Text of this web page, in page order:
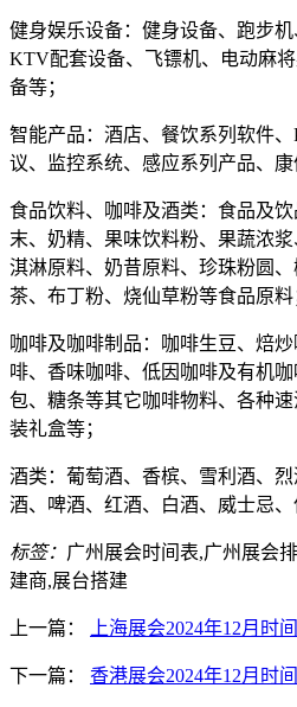
健身娱乐设备：健身设备、跑步机
KTV配套设备、飞镖机、电动麻
备等；
智能产品：酒店、餐饮系列软件
议、监控系统、感应系列产品、康
食品饮料、咖啡及酒类：食品及
末、奶精、果味饮料粉、果蔬浓
淇淋原料、奶昔原料、珍珠粉圆
茶、布丁粉、烧仙草粉等食品原料
咖啡及咖啡制品：咖啡生豆、焙
啡、香味咖啡、低因咖啡及有机
包、糖条等其它咖啡物料、各种
装礼盒等；
酒类：葡萄酒、香槟、雪利酒、
酒、啤酒、红酒、白酒、威士忌、
标签： 广州展会时间表,广州展会
建商,展台搭建
上一篇： 上海展会2024年12月时
下一篇： 香港展会2024年12月时